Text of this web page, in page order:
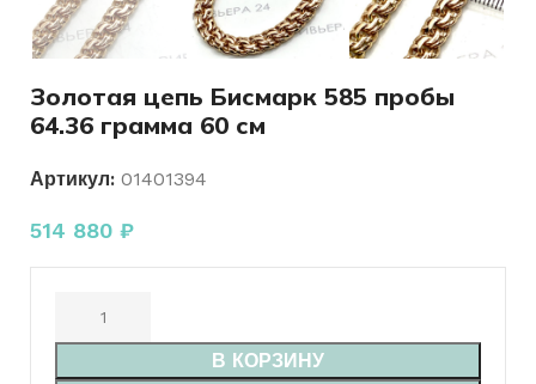
Золотая цепь Бисмарк 585 пробы
64.36 грамма 60 см
Артикул: 01401394
514 880 ₽
В КОРЗИНУ